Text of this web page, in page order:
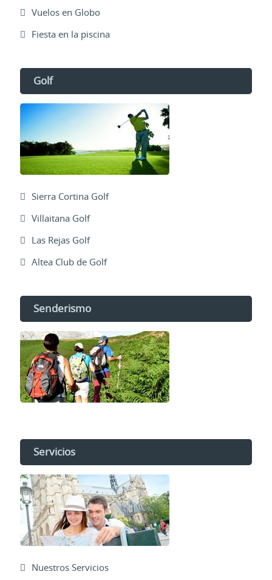
Vuelos en Globo
Fiesta en la piscina
Golf
Sierra Cortina Golf
Villaitana Golf
Las Rejas Golf
Altea Club de Golf
Senderismo
Servicios
Nuestros Servicios